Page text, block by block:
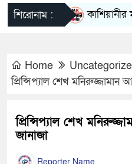
শিরোনাম : কাশিয়ানীর
Home
প্রিন্সিপ্যাল শেখ মনিরুজ্জামান
প্রিন্সিপ্যাল শেখ
জানাজা